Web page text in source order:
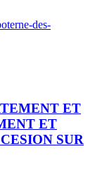
des-
ET
ET
SUR